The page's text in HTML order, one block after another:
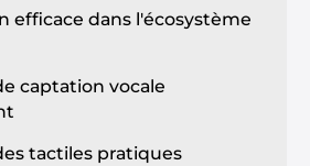
efficace dans l'écosystème
captation vocale
tactiles pratiques